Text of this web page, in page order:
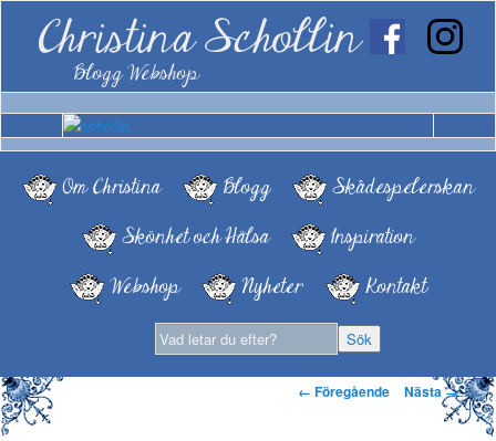
Christina Schollin
Blogg Webshop
Om Christina Blogg
Skådespelerskan
Skönhet och Hälsa
Inspiration
Webshop
Nyheter Kontakt
Bildnavigering
← Föregående Nästa →